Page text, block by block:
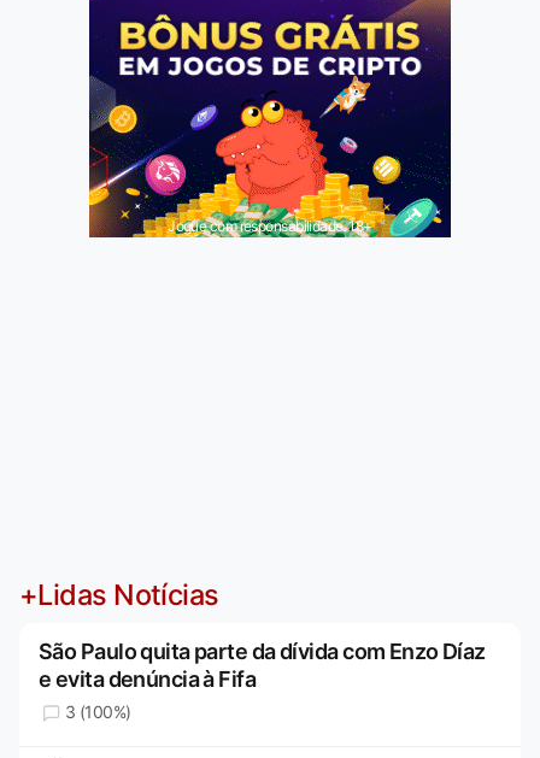
Jogue com responsabilidade. 18+
+Lidas Notícias
São Paulo quita parte da dívida com Enzo Díaz
e evita denúncia à Fifa
3 (100%)